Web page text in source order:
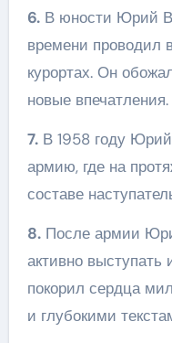
6.В юности Юрий
времени проводил
курортах. Он
новые впечатления.
7.В 1958 году
армию, где на
составе
8.После армии
активно выступать
покорил сердца
и глубокими